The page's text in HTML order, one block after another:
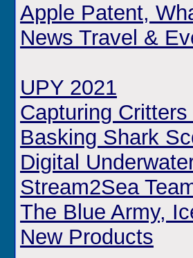
Apple Patent,
News Travel &
UPY 2021
Capturing
Basking Shark
Digital
Stream2Sea
The Blue Army,
New Products